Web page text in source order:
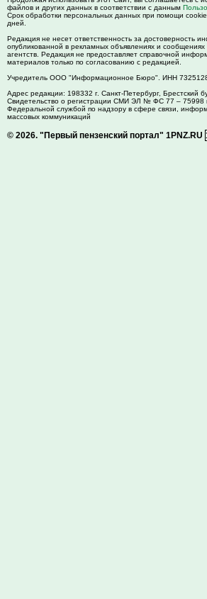
файлов и других данных в соответствии с данным
Срок обработки персональных данных при помощи
дней.
Редакция не несет ответственность за достоверность
опубликованной в рекламных объявлениях и
агентств. Редакция не предоставляет справочной
материалов только по согласованию с редакцией.
Учредитель ООО "Информационное Бюро". ИНН
Адрес редакции: 198332 г. Санкт-Петербург, Брестский
Свидетельство о регистрации СМИ ЭЛ № ФС 77 – 75998
Федеральной службой по надзору в сфере связи,
массовых коммуникаций
© 2026. "Первый пензенский портал" 1PNZ.RU